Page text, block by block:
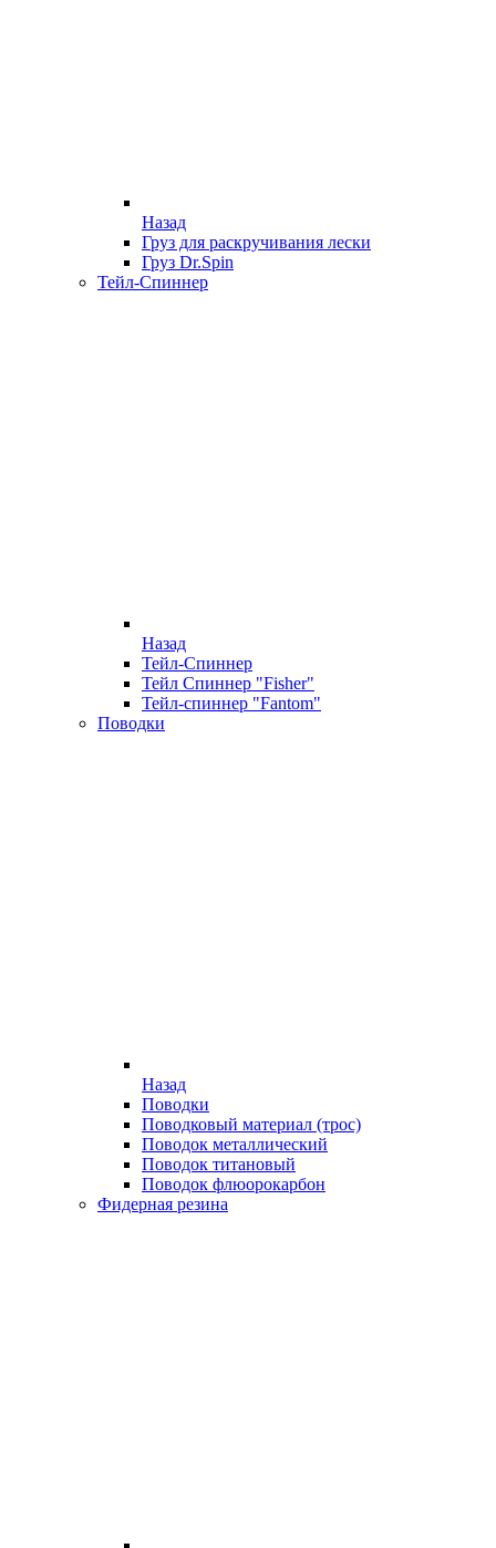
Назад
Груз для раскручивания лески
Груз Dr.Spin
Тейл-Спиннер
Назад
Тейл-Спиннер
Тейл Спиннер "Fisher"
Тейл-спиннер "Fantom"
Поводки
Назад
Поводки
Поводковый материал (трос)
Поводок металлический
Поводок титановый
Поводок флюорокарбон
Фидерная резина